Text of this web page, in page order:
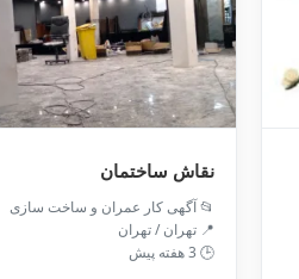
نقاش ساختمان
📂 آگهی کار عمران و ساخت سازی
📍 تهران / تهران
🕒 3 هفته پیش